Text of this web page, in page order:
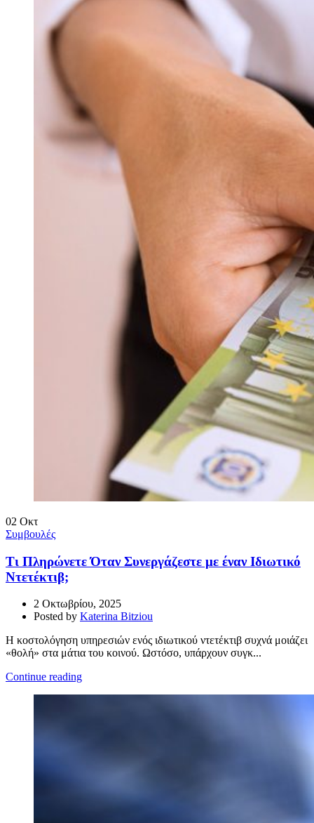
02 Οκτ
Συμβουλές
Τι Πληρώνετε Όταν Συνεργάζεστε με έναν Ιδιωτικό
Ντετέκτιβ;
2 Οκτωβρίου, 2025
Posted by Katerina Bitziou
Η κοστολόγηση υπηρεσιών ενός ιδιωτικού ντετέκτιβ συχνά μοιάζει
«θολή» στα μάτια του κοινού. Ωστόσο, υπάρχουν συγκ...
Continue reading